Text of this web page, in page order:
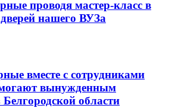
проводя мастер-класс в
нашего ВУЗа
вместе с сотрудниками
вынужденным
Белгородской области